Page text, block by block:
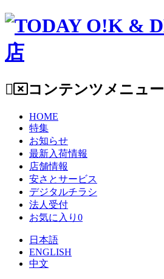
コンテンツメニュー
HOME
特集
お知らせ
最新入荷情報
店舗情報
安さとサービス
デジタルチラシ
法人受付
お気に入り 0
日本語
ENGLISH
中文